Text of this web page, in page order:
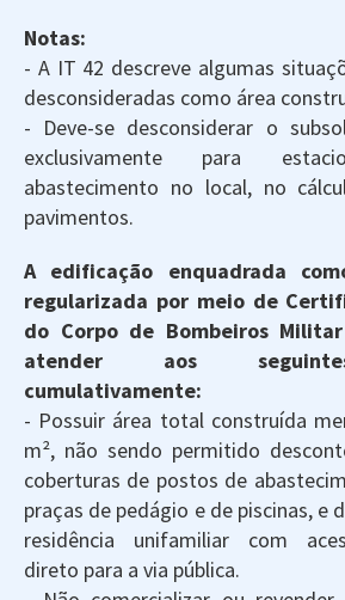
Notas:
- A IT 42 descreve algumas
desconsideradas como área
- Deve-se desconsiderar o
exclusivamente para
abastecimento no local, no
pavimentos.
A edificação enquadrada
regularizada por meio de
do Corpo de Bombeiros
atender aos
cumulativamente:
- Possuir área total construída
m², não sendo permitido
coberturas de postos de
praças de pedágio e de piscinas, e
residência unifamiliar com
direto para a via pública.